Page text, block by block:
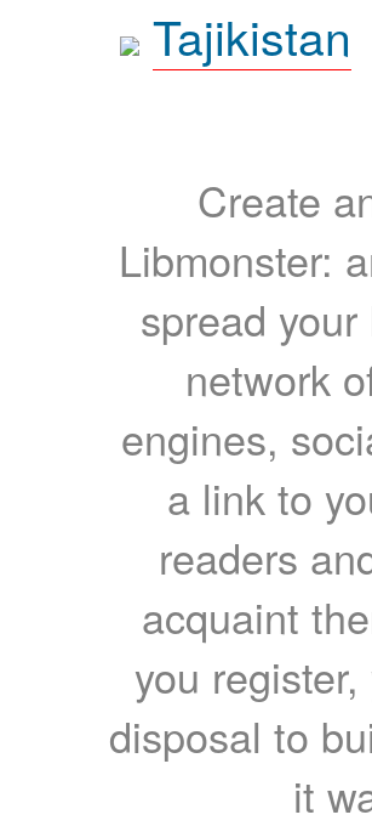
Tajikistan
Create
Libmonster:
spread
network
engines,
a link to
readers
acquaint
you
disposal to
it